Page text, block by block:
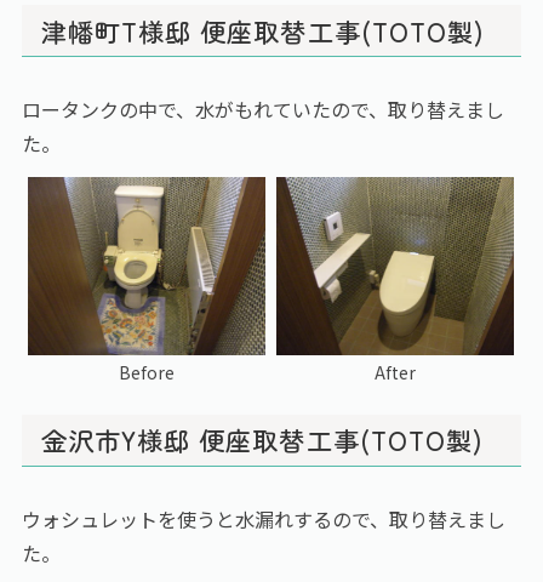
津幡町T様邸 便座取替工事(TOTO製)
ロータンクの中で、水がもれていたので、取り替えまし
た。
Before After
金沢市Y様邸 便座取替工事(TOTO製)
ウォシュレットを使うと水漏れするので、取り替えまし
た。